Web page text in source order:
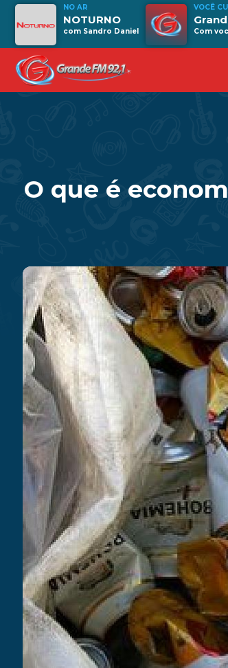
NO AR
NOTURNO
com Sandro Daniel
VOCÊ
Com
O que é